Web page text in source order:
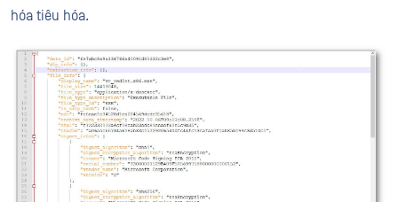
hóa tiêu hóa.